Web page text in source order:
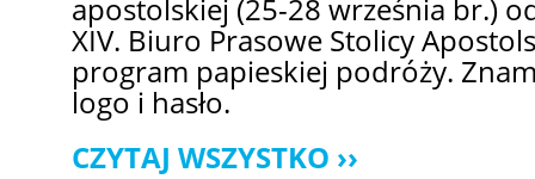
apostolskiej (25-28 września br.)
XIV. Biuro Prasowe Stolicy
program papieskiej podróży.
logo i hasło.
CZYTAJ WSZYSTKO